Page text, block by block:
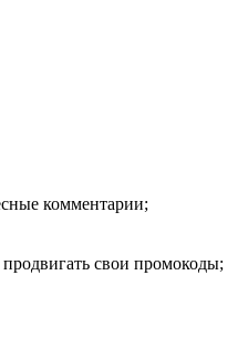
комментарии;
продвигать свои промокоды;